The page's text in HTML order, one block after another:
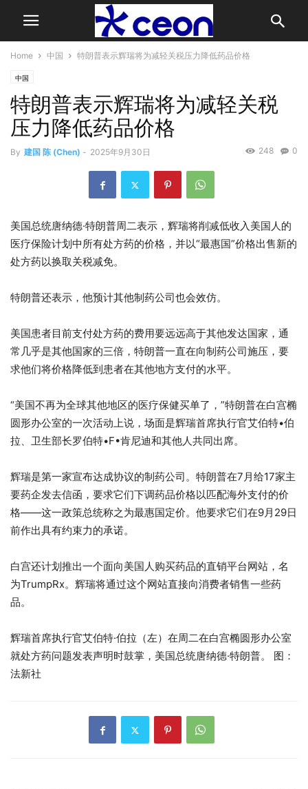
Home 中国 特朗普表示辉瑞将为减轻关税压力降低药品价格
中国
特朗普表示辉瑞将为减轻关税
压力降低药品价格
By 建国 陈 (Chen) - 2025年9月30日 0
248
美国总统唐纳德·特朗普周二表示，辉瑞将削减低收入美国人的
医疗保险计划中所有处方药的价格，并以“最惠国”价格出售新的
处方药以换取关税减免。
特朗普还表示，他预计其他制药公司也会效仿。
美国患者目前支付处方药的费用要远远高于其他发达国家，通
常几乎是其他国家的三倍，特朗普一直在向制药公司施压，要
求他们将价格降低到患者在其他地方支付的水平。
“美国不再为全球其他地区的医疗保健买单了，”特朗普在白宫椭
圆形办公室的一次活动上说，场面是辉瑞首席执行官艾伯特•伯
拉、卫生部长罗伯特•F•肯尼迪和其他人共同出席。
辉瑞是第一家宣布达成协议的制药公司。特朗普在7月给17家主
要药企发去信函，要求它们下调药品价格以匹配海外支付的价
格——这一政策总统称之为最惠国定价。他要求它们在9月29日
前作出具有约束力的承诺。
白宫还计划推出一个面向美国人购买药品的直销平台网站，名
为TrumpRx。辉瑞将通过这个网站直接向消费者销售一些药
品。
辉瑞首席执行官艾伯特·伯拉（左）在周二在白宫椭圆形办公室
就处方药问题发表声明时鼓掌，美国总统唐纳德·特朗普。 图：
法新社